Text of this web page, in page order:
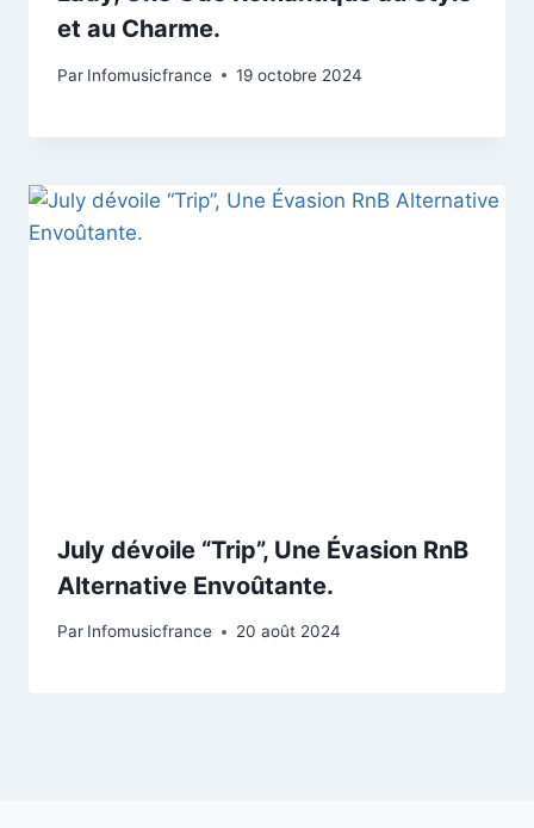
et au Charme.
Par Infomusicfrance 19 octobre 2024
July dévoile “Trip”, Une Évasion RnB
Alternative Envoûtante.
Par Infomusicfrance 20 août 2024